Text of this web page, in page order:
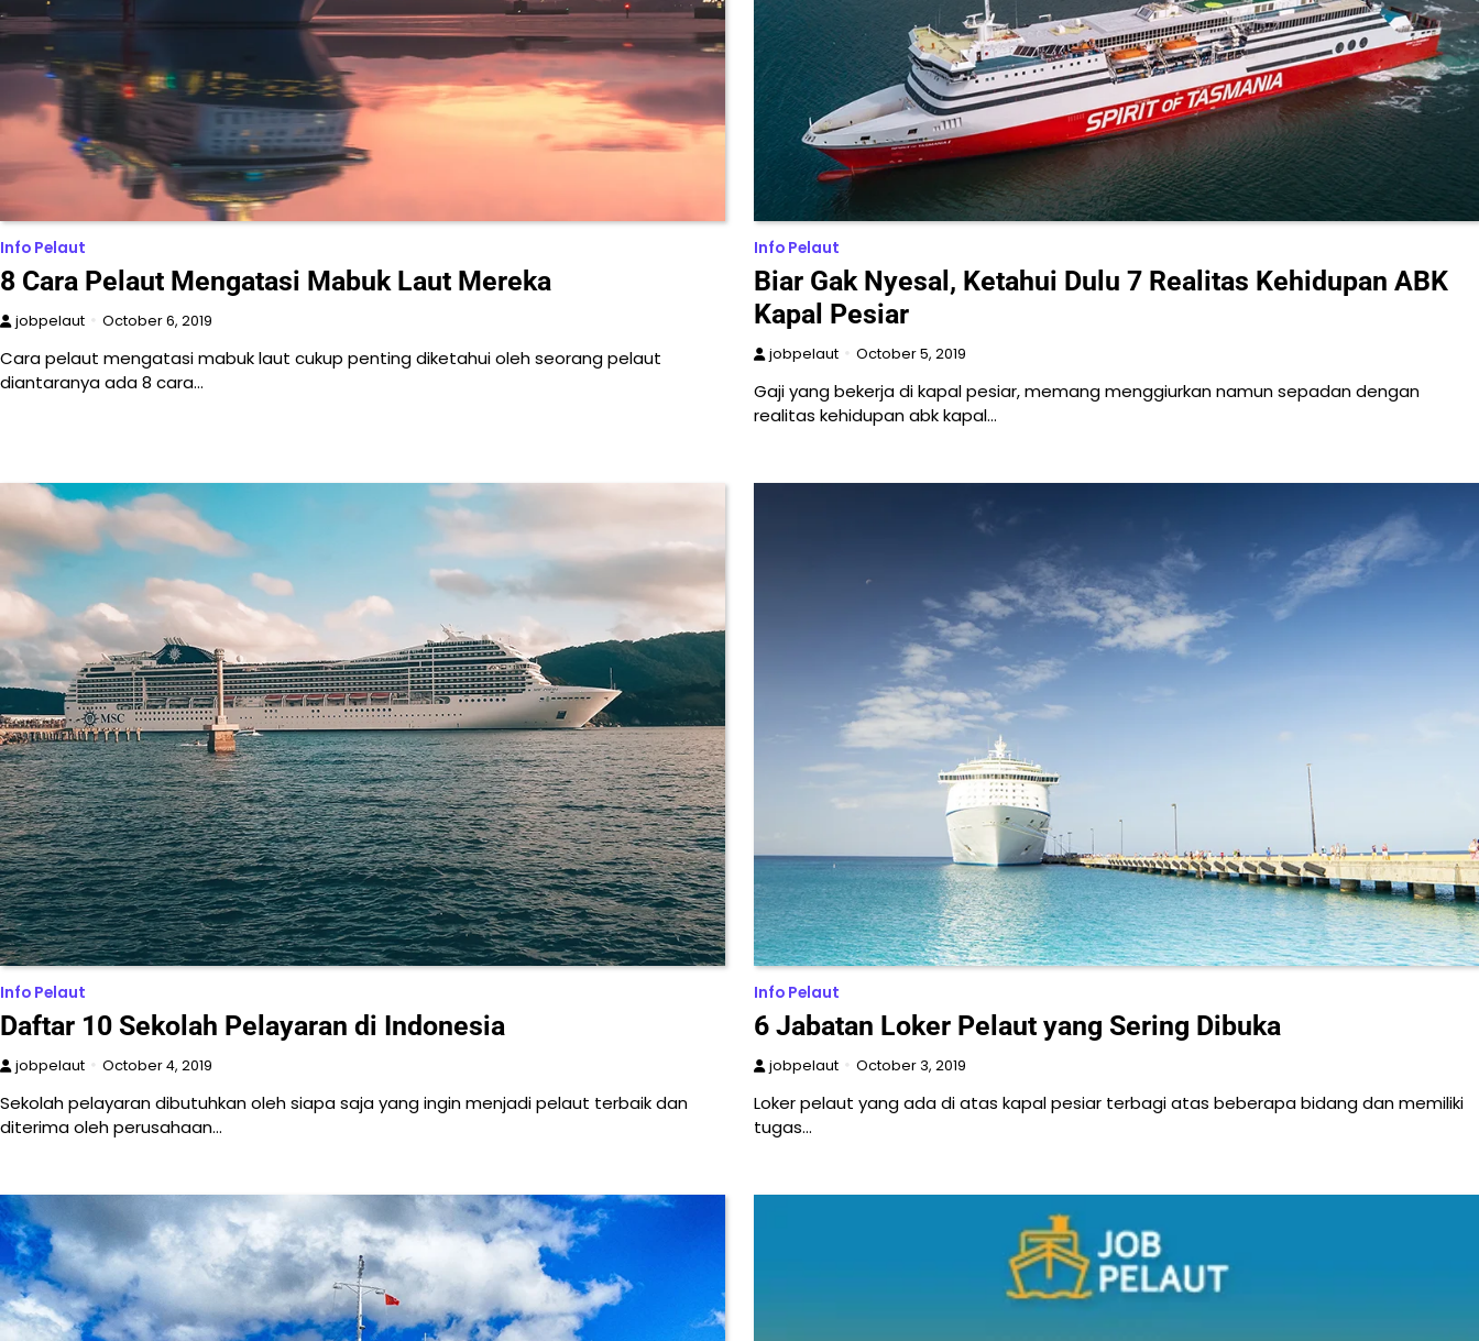
Info Pelaut
8 Cara Pelaut Mengatasi Mabuk Laut Mereka
jobpelaut October 6, 2019
Cara pelaut mengatasi mabuk laut cukup penting diketahui oleh seorang pelaut
diantaranya ada 8 cara…
Info Pelaut
Biar Gak Nyesal, Ketahui Dulu 7 Realitas Kehidupan ABK
Kapal Pesiar
jobpelaut October 5, 2019
Gaji yang bekerja di kapal pesiar, memang menggiurkan namun sepadan dengan
realitas kehidupan abk kapal…
Info Pelaut
Daftar 10 Sekolah Pelayaran di Indonesia
jobpelaut October 4, 2019
Sekolah pelayaran dibutuhkan oleh siapa saja yang ingin menjadi pelaut terbaik dan
diterima oleh perusahaan…
Info Pelaut
6 Jabatan Loker Pelaut yang Sering Dibuka
jobpelaut October 3, 2019
Loker pelaut yang ada di atas kapal pesiar terbagi atas beberapa bidang dan memiliki
tugas…